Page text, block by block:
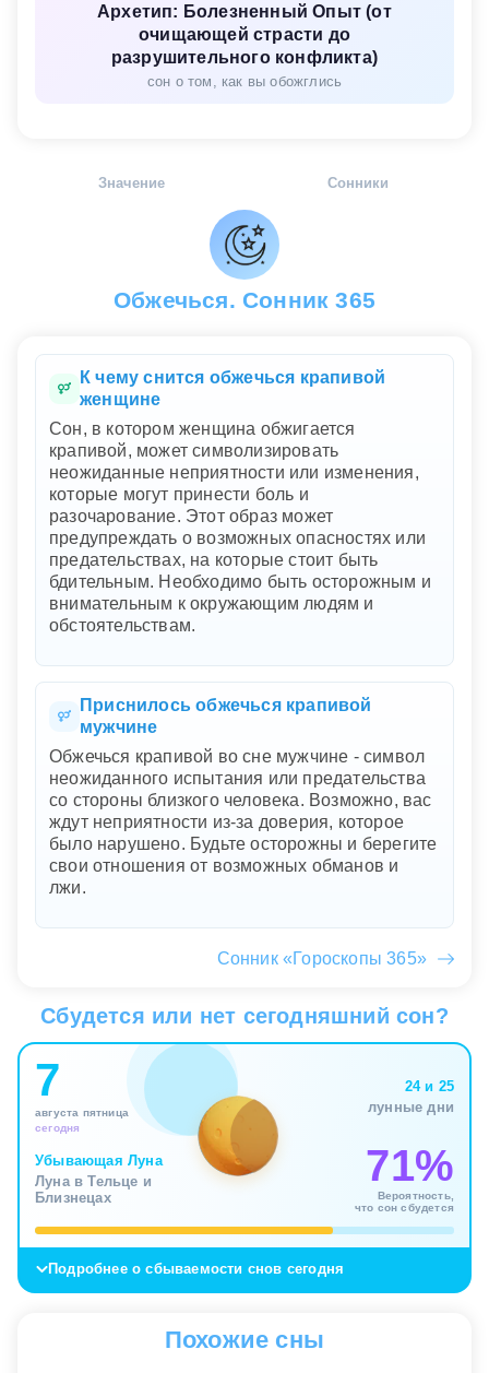
Архетип: Болезненный Опыт (от
очищающей страсти до
разрушительного конфликта)
сон о том, как вы обожглись
Значение Сонники
Обжечься. Сонник 365
К чему снится обжечься крапивой
женщине
Сон, в котором женщина обжигается
крапивой, может символизировать
неожиданные неприятности или изменения,
которые могут принести боль и
разочарование. Этот образ может
предупреждать о возможных опасностях или
предательствах, на которые стоит быть
бдительным. Необходимо быть осторожным и
внимательным к окружающим людям и
обстоятельствам.
Приснилось обжечься крапивой
мужчине
Обжечься крапивой во сне мужчине - символ
неожиданного испытания или предательства
со стороны близкого человека. Возможно, вас
ждут неприятности из-за доверия, которое
было нарушено. Будьте осторожны и берегите
свои отношения от возможных обманов и
лжи.
Сонник «Гороскопы 365»
Сбудется или нет сегодняшний сон?
7
августа пятница
сегодня
Убывающая Луна
Луна в Тельце и
Близнецах
24 и 25
лунные дни
71%
Вероятность,
что сон сбудется
Подробнее о сбываемости снов сегодня
Похожие сны